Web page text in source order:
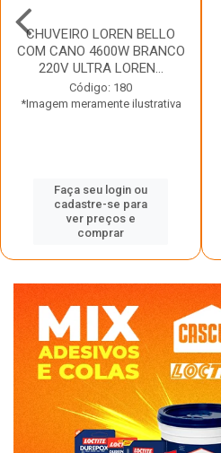
CHUVEIRO LOREN BELLO
COM CANO 4600W BRANCO
220V ULTRA LOREN...
Código: 180
*Imagem meramente ilustrativa
Faça seu login ou
cadastre-se para
ver preços e
comprar